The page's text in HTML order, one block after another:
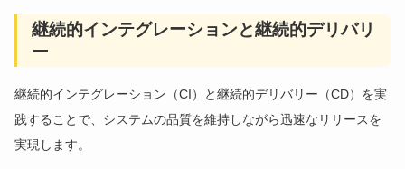
継続的インテグレーションと継続的デリバリ
ー
継続的インテグレーション（CI）と継続的デリバリー（CD）を実
践することで、システムの品質を維持しながら迅速なリリースを
実現します。